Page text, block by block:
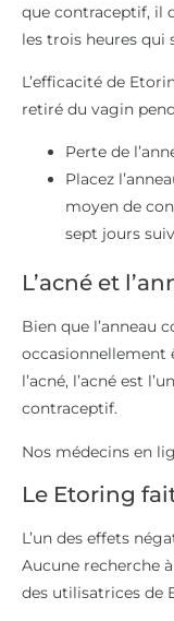
que contraceptif, il
les trois heures qui
L’efficacité de
retiré du vagin
Perte de
Placez
moyen de
sept jours
L’acné et
Bien que l’anneau
occasionnellement
l’acné, l’acné est
contraceptif.
Nos médecins en
Le Etoring
L’un des effets
Aucune recherche
des utilisatrices de